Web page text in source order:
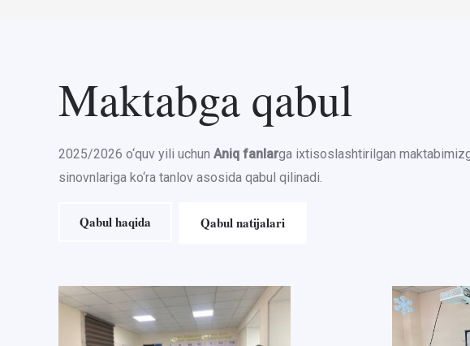
Maktabga qabul
2025/2026 o‘quv yili uchun Aniq fanlarga ixtisoslashtirilgan
sinovnlariga ko‘ra tanlov asosida qabul qilinadi.
Qabul haqida Qabul natijalari